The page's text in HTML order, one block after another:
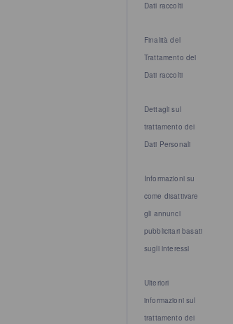
Dati raccolti
Finalità del
Trattamento dei
Dati raccolti
Dettagli sul
trattamento dei
Dati Personali
Informazioni su
come disattivare
gli annunci
pubblicitari basati
sugli interessi
Ulteriori
informazioni sul
trattamento dei